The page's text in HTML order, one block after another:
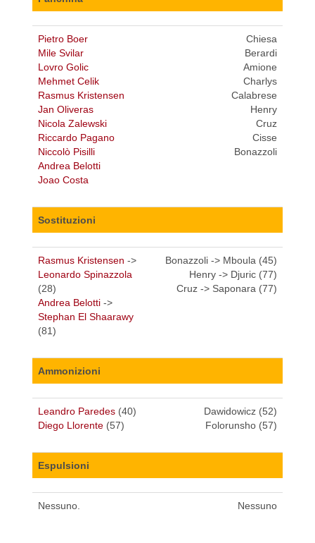
Pietro Boer
Mile Svilar
Lovro Golic
Mehmet Celik
Rasmus Kristensen
Jan Oliveras
Nicola Zalewski
Riccardo Pagano
Niccolò Pisilli
Andrea Belotti
Joao Costa
Chiesa
Berardi
Amione
Charlys
Calabrese
Henry
Cruz
Cisse
Bonazzoli
Sostituzioni
Rasmus Kristensen ->
Leonardo Spinazzola
(28)
Andrea Belotti ->
Stephan El Shaarawy
(81)
Bonazzoli -> Mboula (45)
Henry -> Djuric (77)
Cruz -> Saponara (77)
Ammonizioni
Leandro Paredes (40)
Diego Llorente (57)
Dawidowicz (52)
Folorunsho (57)
Espulsioni
Nessuno. Nessuno